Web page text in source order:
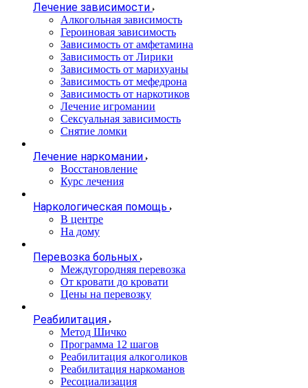
Лечение зависимости
Алкогольная зависимость
Героиновая зависимость
Зависимость от амфетамина
Зависимость от Лирики
Зависимость от марихуаны
Зависимость от мефедрона
Зависимость от наркотиков
Лечение игромании
Сексуальная зависимость
Снятие ломки
Лечение наркомании
Восстановление
Курс лечения
Наркологическая помощь
В центре
На дому
Перевозка больных
Междугородняя перевозка
От кровати до кровати
Цены на перевозку
Реабилитация
Метод Шичко
Программа 12 шагов
Реабилитация алкоголиков
Реабилитация наркоманов
Ресоциализация